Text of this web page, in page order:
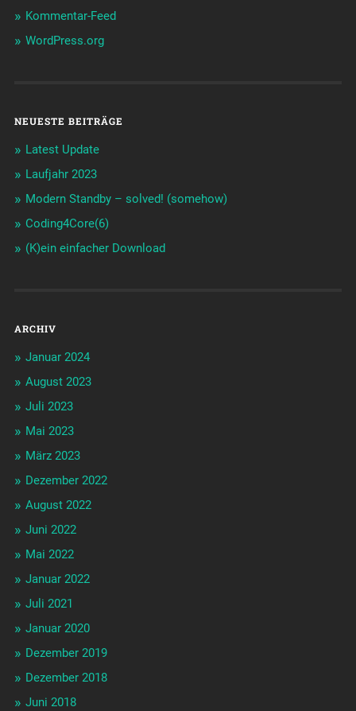
Kommentar-Feed
WordPress.org
NEUESTE BEITRÄGE
Latest Update
Laufjahr 2023
Modern Standby – solved! (somehow)
Coding4Core(6)
(K)ein einfacher Download
ARCHIV
Januar 2024
August 2023
Juli 2023
Mai 2023
März 2023
Dezember 2022
August 2022
Juni 2022
Mai 2022
Januar 2022
Juli 2021
Januar 2020
Dezember 2019
Dezember 2018
Juni 2018